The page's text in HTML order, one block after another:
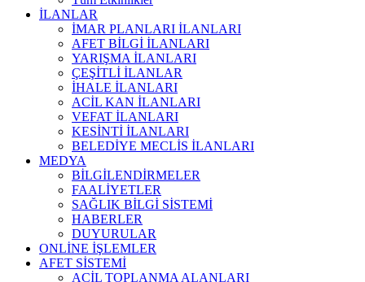
İLANLAR
İMAR PLANLARI İLANLARI
AFET BİLGİ İLANLARI
YARIŞMA İLANLARI
ÇEŞİTLİ İLANLAR
İHALE İLANLARI
ACİL KAN İLANLARI
VEFAT İLANLARI
KESİNTİ İLANLARI
BELEDİYE MECLİS İLANLARI
MEDYA
BİLGİLENDİRMELER
FAALİYETLER
SAĞLIK BİLGİ SİSTEMİ
HABERLER
DUYURULAR
ONLİNE İŞLEMLER
AFET SİSTEMİ
ACİL TOPLANMA ALANLARI